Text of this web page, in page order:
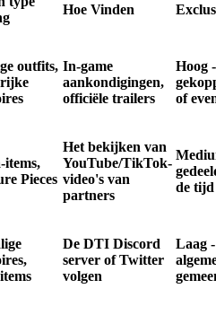
Hoe Vinden
outfits, In-game
aankondigingen,
officiële trailers
Hoog
of
items,
Pieces
Het bekijken van
YouTube/TikTok-
video's van
partners
de
De DTI Discord
server of Twitter
volgen
Laag